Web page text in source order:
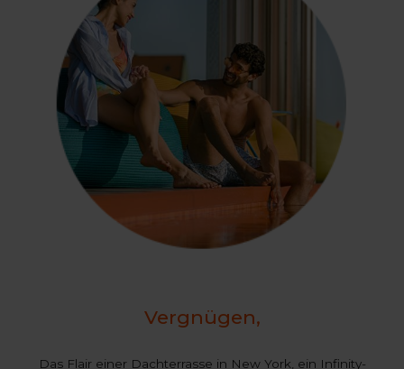
Vergnügen,
Das Flair einer Dachterrasse in New York, ein Infinity-